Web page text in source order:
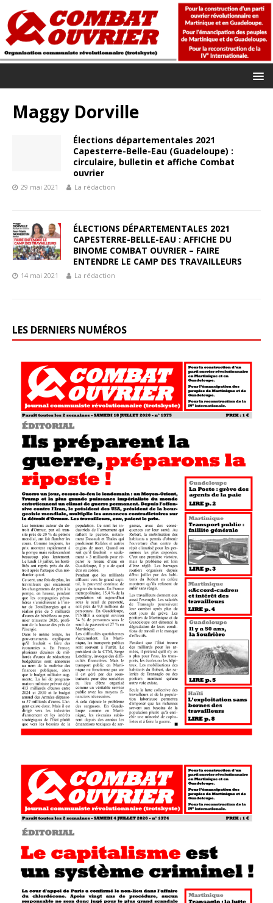
Maggy Dorville
Élections départementales 2021
Capesterre-Belle-Eau (Guadeloupe) :
circulaire, bulletin et affiche Combat
ouvrier
29 mai 2021 La rédaction
ÉLECTIONS DÉPARTEMENTALES 2021
CAPESTERRE-BELLE-EAU : AFFICHE DU
BINOME COMBAT OUVRIER – FAIRE
ENTENDRE LE CAMP DES TRAVAILLEURS
14 mai 2021 La rédaction
LES DERNIERS NUMÉROS